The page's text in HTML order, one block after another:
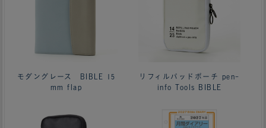
モダングレース BIBLE 15
mm flap
リフィルパッドポーチ pen-
info Tools BIBLE